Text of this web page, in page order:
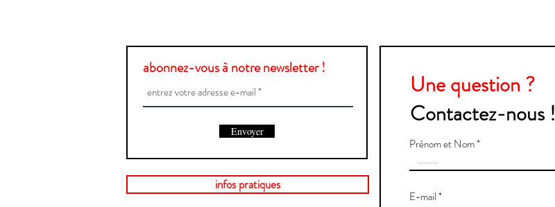
abonnez-vous à notre newsletter !
Envoyer
infos pratiques
Une question ?
Contactez-nous !
Prénom et Nom
E-mail